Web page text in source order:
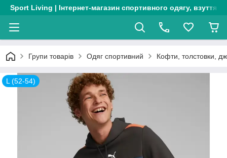
Sport Living | Інтернет-магазин спортивного одягу, взуття
Групи товарів Одяг спортивний Кофти, толстовки,
L (52-54)